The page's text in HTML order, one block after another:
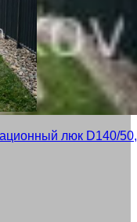
люк D140/50,